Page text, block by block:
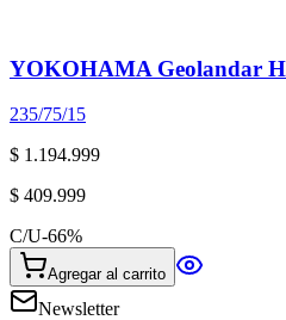
YOKOHAMA Geolandar
235/75/15
$ 1.194.999
$ 409.999
C/U-66%
Agregar al carrito
Newsletter